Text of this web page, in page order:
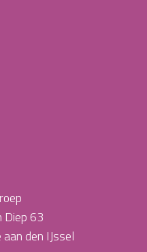
Diep 63
den IJssel